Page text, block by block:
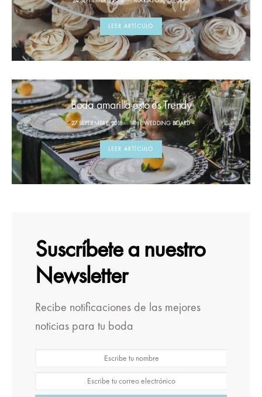
LEER ARTÍCULO
Boda amarilla esto es Trendy
27 SEPTIEMBRE, 2018 THE WEDDING BOARD
LEER ARTÍCULO
Suscríbete a nuestro
Newsletter
Recibe notificaciones de las mejores
noticias para tu boda